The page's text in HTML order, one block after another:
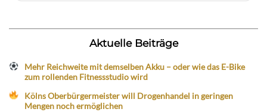
Aktuelle Beiträge
Mehr Reichweite mit demselben Akku – oder wie das E-Bike
zum rollenden Fitnessstudio wird
Kölns Oberbürgermeister will Drogenhandel in geringen
Mengen noch ermöglichen